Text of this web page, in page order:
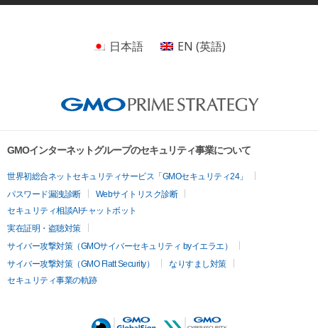
日本語 EN (英語)
GMOインターネットグループのセキュリティ事業について
世界初総合ネットセキュリティサービス「GMOセキュリティ24」
パスワード漏洩診断
Webサイトリスク診断
セキュリティ相談AIチャットボット
実在証明・盗聴対策
サイバー攻撃対策（GMOサイバーセキュリティ byイエラエ）
サイバー攻撃対策（GMO Flatt Security）
なりすまし対策
セキュリティ事業の軌跡